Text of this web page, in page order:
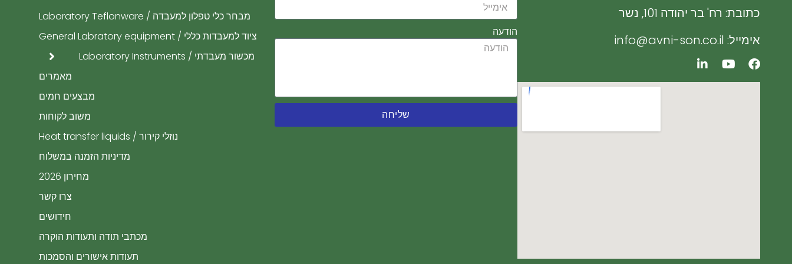
כתובת: רח' בר יהודה 101, נשר
אימייל: info@avni-son.co.il
הודעה
שליחה
מבחנות זכוכית
מעברי לטש זכוכית
משפכים זכוכית
פיפטות זכוכית
מבחר כלי טפלון למעבדה / Laboratory Teflonware
ציוד למעבדות כללי / General Labratory equipment
מכשור מעבדתי / Laboratory Instruments
מאמרים
מבצעים חמים
משוב לקוחות
נוזלי קירור / Heat transfer liquids
​מדיניות הזמנה במשלוח
מחירון 2026
צרו קשר
חידושים
מכתבי תודה ותעודות הוקרה
תעודות אישורים והסמכות